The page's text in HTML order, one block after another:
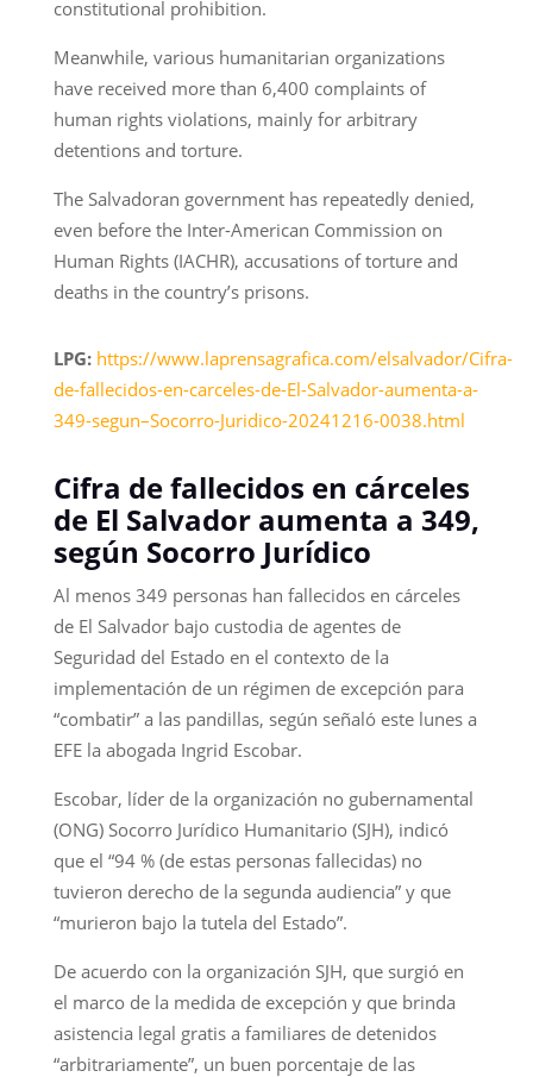
constitutional prohibition.
Meanwhile, various humanitarian organizations
have received more than 6,400 complaints of
human rights violations, mainly for arbitrary
detentions and torture.
The Salvadoran government has repeatedly denied,
even before the Inter-American Commission on
Human Rights (IACHR), accusations of torture and
deaths in the country’s prisons.
LPG: https://www.laprensagrafica.com/elsalvador/Cifra-
de-fallecidos-en-carceles-de-El-Salvador-aumenta-a-
349-segun–Socorro-Juridico-20241216-0038.html
Cifra de fallecidos en cárceles
de El Salvador aumenta a 349,
según Socorro Jurídico
Al menos 349 personas han fallecidos en cárceles
de El Salvador bajo custodia de agentes de
Seguridad del Estado en el contexto de la
implementación de un régimen de excepción para
“combatir” a las pandillas, según señaló este lunes a
EFE la abogada Ingrid Escobar.
Escobar, líder de la organización no gubernamental
(ONG) Socorro Jurídico Humanitario (SJH), indicó
que el “94 % (de estas personas fallecidas) no
tuvieron derecho de la segunda audiencia” y que
“murieron bajo la tutela del Estado”.
De acuerdo con la organización SJH, que surgió en
el marco de la medida de excepción y que brinda
asistencia legal gratis a familiares de detenidos
“arbitrariamente”, un buen porcentaje de las